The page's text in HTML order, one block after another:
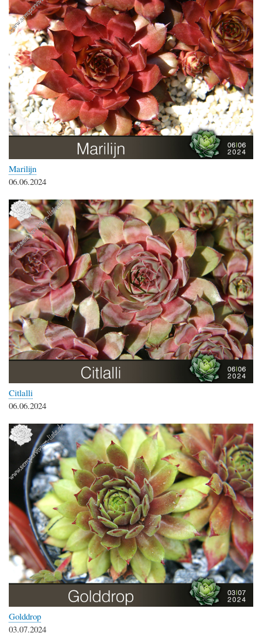
Marilijn
06.06.2024
Citlalli
06.06.2024
Golddrop
03.07.2024